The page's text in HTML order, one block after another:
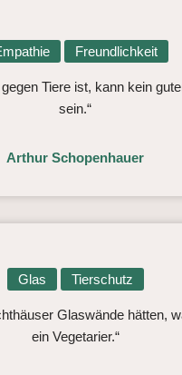
Freundlichkeit
Tiere ist, kann kein
sein.“
Arthur Schopenhauer
Glas Tierschutz
Glaswände hätten,
ein Vegetarier.“